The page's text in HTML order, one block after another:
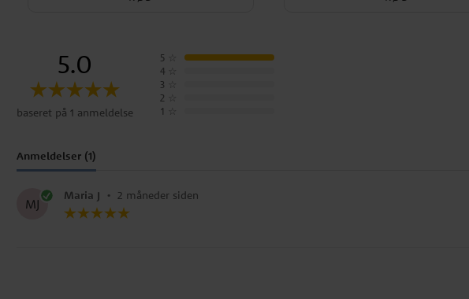
5.0
baseret på 1 anmeldelse
5
4
3
2
1
Anmeldelser (1)
MJ
Maria J • 2 måneder siden